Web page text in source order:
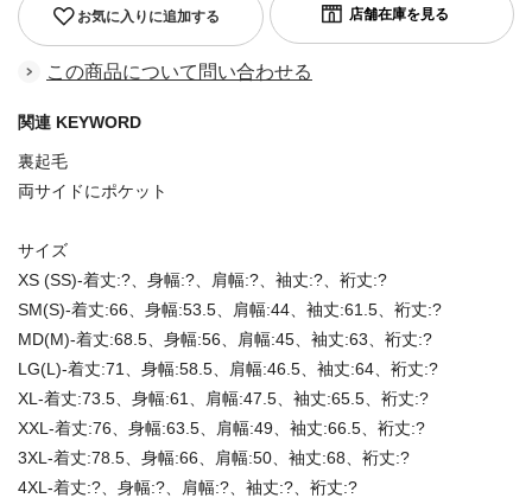
お気に入りに追加する
この商品について問い合わせる
関連 KEYWORD
裏起毛
両サイドにポケット
サイズ
XS (SS)-着丈:?、身幅:?、肩幅:?、袖丈:?、裄丈:?
SM(S)-着丈:66、身幅:53.5、肩幅:44、袖丈:61.5、裄丈:?
MD(M)-着丈:68.5、身幅:56、肩幅:45、袖丈:63、裄丈:?
LG(L)-着丈:71、身幅:58.5、肩幅:46.5、袖丈:64、裄丈:?
XL-着丈:73.5、身幅:61、肩幅:47.5、袖丈:65.5、裄丈:?
XXL-着丈:76、身幅:63.5、肩幅:49、袖丈:66.5、裄丈:?
3XL-着丈:78.5、身幅:66、肩幅:50、袖丈:68、裄丈:?
4XL-着丈:?、身幅:?、肩幅:?、袖丈:?、裄丈:?